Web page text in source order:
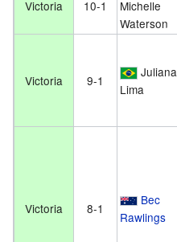
Victoria 10-1
Michelle
Waterson
Victoria 9-1
Juliana
Lima
Victoria 8-1
Bec
Rawlings